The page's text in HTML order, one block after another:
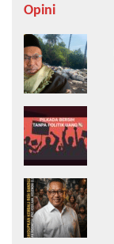
Opini